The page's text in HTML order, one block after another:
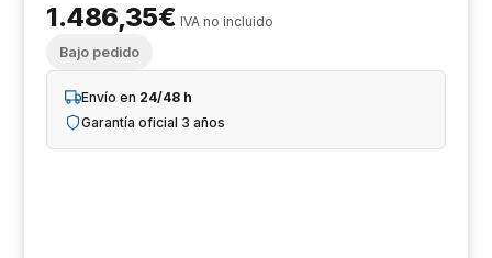
1.486,35€ IVA no incluido
Bajo pedido
Envío en 24/48 h
Garantía oficial 3 años